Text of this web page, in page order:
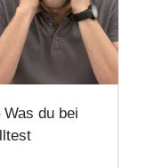
du bei